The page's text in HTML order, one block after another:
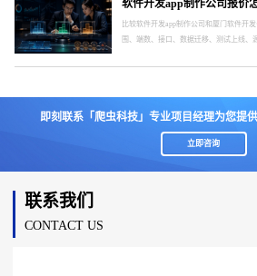
比较软件开发app制作公司和厦门软件开
围、端数、接口、数据迁移、测试上线、
即刻联系「爬虫科技」专业项目经理为您提
立即咨询
联系我们
CONTACT US